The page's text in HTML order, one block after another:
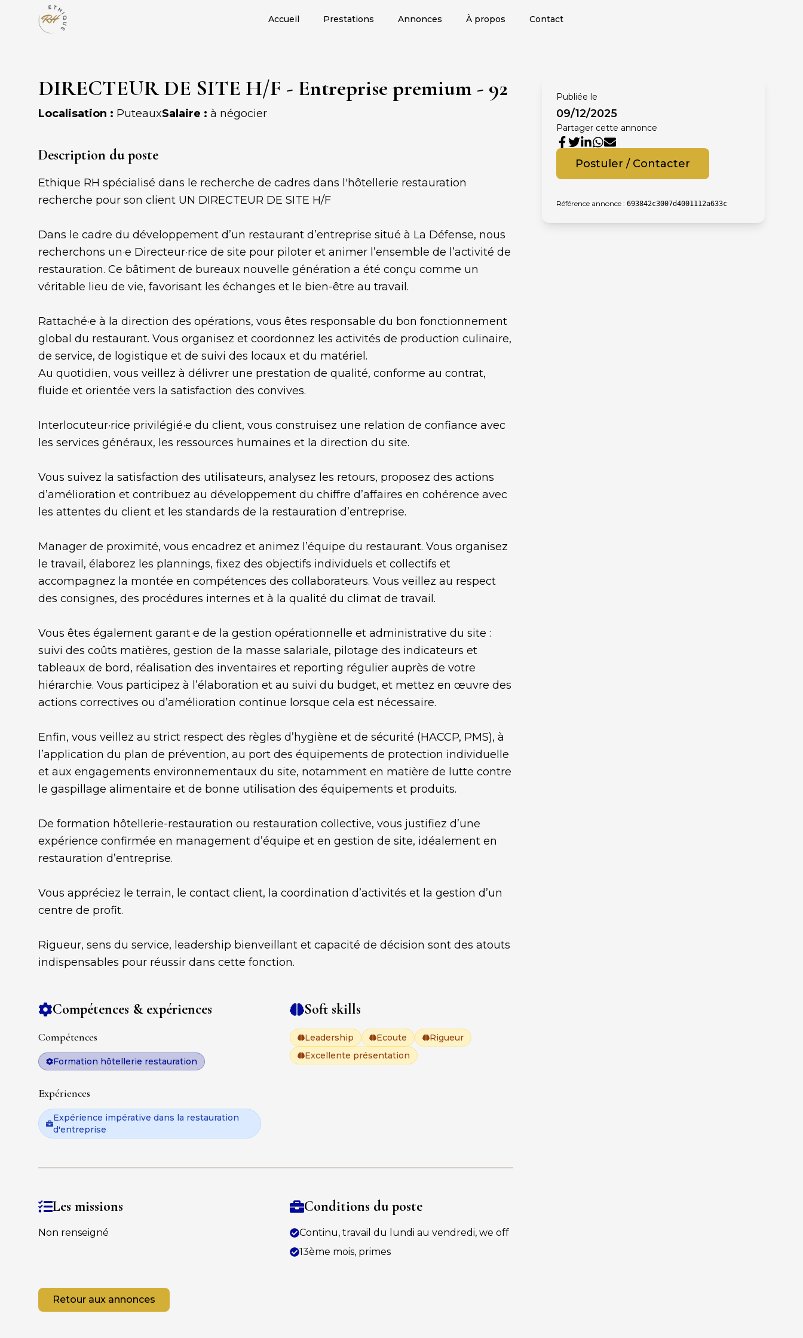
Accueil Prestations Annonces À propos Contact
DIRECTEUR DE SITE H/F - Entreprise premium - 92
Localisation : PuteauxSalaire : à négocier
Description du poste
Ethique RH spécialisé dans le recherche de cadres dans l'hôtellerie restauration
recherche pour son client UN DIRECTEUR DE SITE H/F
Dans le cadre du développement d’un restaurant d’entreprise situé à La Défense, nous
recherchons un·e Directeur·rice de site pour piloter et animer l’ensemble de l’activité de
restauration. Ce bâtiment de bureaux nouvelle génération a été conçu comme un
véritable lieu de vie, favorisant les échanges et le bien-être au travail.
Rattaché·e à la direction des opérations, vous êtes responsable du bon fonctionnement
global du restaurant. Vous organisez et coordonnez les activités de production culinaire,
de service, de logistique et de suivi des locaux et du matériel.
Au quotidien, vous veillez à délivrer une prestation de qualité, conforme au contrat,
fluide et orientée vers la satisfaction des convives.
Interlocuteur·rice privilégié·e du client, vous construisez une relation de confiance avec
les services généraux, les ressources humaines et la direction du site.
Vous suivez la satisfaction des utilisateurs, analysez les retours, proposez des actions
d’amélioration et contribuez au développement du chiffre d’affaires en cohérence avec
les attentes du client et les standards de la restauration d’entreprise.
Manager de proximité, vous encadrez et animez l’équipe du restaurant. Vous organisez
le travail, élaborez les plannings, fixez des objectifs individuels et collectifs et
accompagnez la montée en compétences des collaborateurs. Vous veillez au respect
des consignes, des procédures internes et à la qualité du climat de travail.
Vous êtes également garant·e de la gestion opérationnelle et administrative du site :
suivi des coûts matières, gestion de la masse salariale, pilotage des indicateurs et
tableaux de bord, réalisation des inventaires et reporting régulier auprès de votre
hiérarchie. Vous participez à l’élaboration et au suivi du budget, et mettez en œuvre des
actions correctives ou d’amélioration continue lorsque cela est nécessaire.
Enfin, vous veillez au strict respect des règles d’hygiène et de sécurité (HACCP, PMS), à
l’application du plan de prévention, au port des équipements de protection individuelle
et aux engagements environnementaux du site, notamment en matière de lutte contre
le gaspillage alimentaire et de bonne utilisation des équipements et produits.
De formation hôtellerie-restauration ou restauration collective, vous justifiez d’une
expérience confirmée en management d’équipe et en gestion de site, idéalement en
restauration d’entreprise.
Vous appréciez le terrain, le contact client, la coordination d’activités et la gestion d’un
centre de profit.
Rigueur, sens du service, leadership bienveillant et capacité de décision sont des atouts
indispensables pour réussir dans cette fonction.
Compétences & expériences
Compétences
Formation hôtellerie restauration
Expériences
Expérience impérative dans la restauration
d'entreprise
Soft skills
Leadership Ecoute
Rigueur
Excellente présentation
Les missions
Non renseigné
Conditions du poste
Continu, travail du lundi au vendredi, we off
13ème mois, primes
Retour aux annonces
Publiée le
09/12/2025
Partager cette annonce
Postuler / Contacter
Référence annonce : 693842c3007d4001112a633c